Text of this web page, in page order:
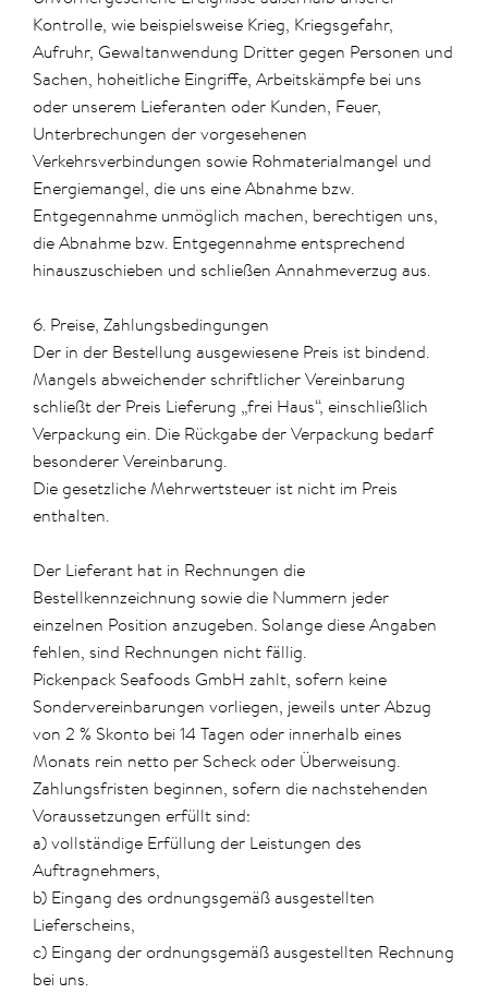
Kontrolle, wie beispielsweise Krieg, Kriegsgefahr,
Aufruhr, Gewaltanwendung Dritter gegen Personen und
Sachen, hoheitliche Eingriffe, Arbeitskämpfe bei uns
oder unserem Lieferanten oder Kunden, Feuer,
Unterbrechungen der vorgesehenen
Verkehrsverbindungen sowie Rohmaterialmangel und
Energiemangel, die uns eine Abnahme bzw.
Entgegennahme unmöglich machen, berechtigen uns,
die Abnahme bzw. Entgegennahme entsprechend
hinauszuschieben und schließen Annahmeverzug aus.
6. Preise, Zahlungsbedingungen
Der in der Bestellung ausgewiesene Preis ist bindend.
Mangels abweichender schriftlicher Vereinbarung
schließt der Preis Lieferung „frei Haus“, einschließlich
Verpackung ein. Die Rückgabe der Verpackung bedarf
besonderer Vereinbarung.
Die gesetzliche Mehrwertsteuer ist nicht im Preis
enthalten.
Der Lieferant hat in Rechnungen die
Bestellkennzeichnung sowie die Nummern jeder
einzelnen Position anzugeben. Solange diese Angaben
fehlen, sind Rechnungen nicht fällig.
Pickenpack Seafoods GmbH zahlt, sofern keine
Sondervereinbarungen vorliegen, jeweils unter Abzug
von 2 % Skonto bei 14 Tagen oder innerhalb eines
Monats rein netto per Scheck oder Überweisung.
Zahlungsfristen beginnen, sofern die nachstehenden
Voraussetzungen erfüllt sind:
a) vollständige Erfüllung der Leistungen des
Auftragnehmers,
b) Eingang des ordnungsgemäß ausgestellten
Lieferscheins,
c) Eingang der ordnungsgemäß ausgestellten Rechnung
bei uns.